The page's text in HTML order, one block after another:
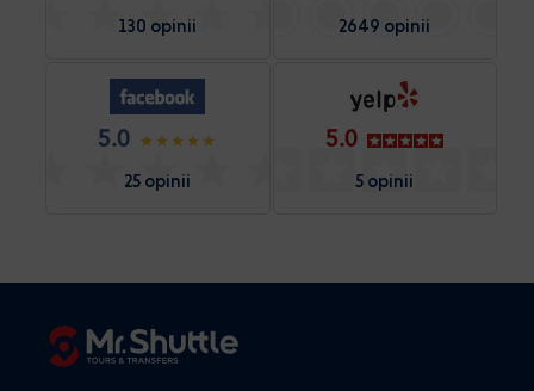
130 opinii 2649 opinii
5.0
25 opinii
5.0
5 opinii